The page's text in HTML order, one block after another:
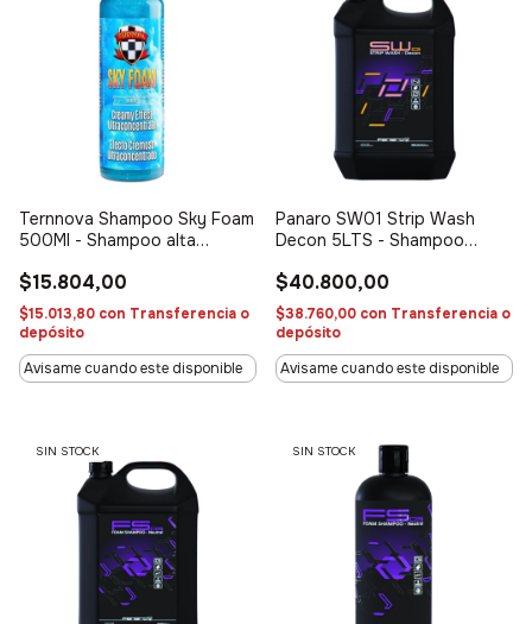
Ternnova Shampoo Sky Foam
500Ml - Shampoo alta
$15.804,00
$15.013,80 con Transferencia o
depósito
Avisame cuando este disponible
Panaro SW01 Strip Wash
Decon 5LTS - Shampoo
$40.800,00
$38.760,00 con Transferencia o
depósito
Avisame cuando este disponible
SIN STOCK SIN STOCK